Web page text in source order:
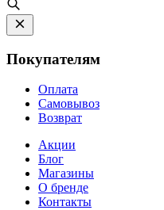
Покупателям
Оплата
Самовывоз
Возврат
Акции
Блог
Магазины
О бренде
Контакты